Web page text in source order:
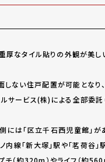
厚なタイル貼りの外観が美し
しない住戸配置が可能となり、
サービス(株)による全部委託
は「区立千石西児童館」が
内線「新大塚」駅や「茗荷谷」
チ（約320m）やライフ（約